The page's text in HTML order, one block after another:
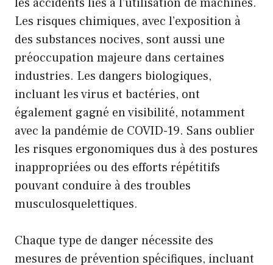
Les risques chimiques, avec l’exposition à
des substances nocives, sont aussi une
préoccupation majeure dans certaines
industries. Les dangers biologiques,
incluant les virus et bactéries, ont
également gagné en visibilité, notamment
avec la pandémie de COVID-19. Sans oublier
les risques ergonomiques dus à des postures
inappropriées ou des efforts répétitifs
pouvant conduire à des troubles
musculosquelettiques.
Chaque type de danger nécessite des
mesures de prévention spécifiques, incluant